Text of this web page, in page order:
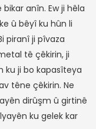
anîn. Ew ji hêla
û bêyî ku hûn li
piranî ji pîvaza
tê çêkirin, ji
ku ji bo kapasîteya
têne çêkirin. Ne
dirûşm û girtinê
ku gelek kar